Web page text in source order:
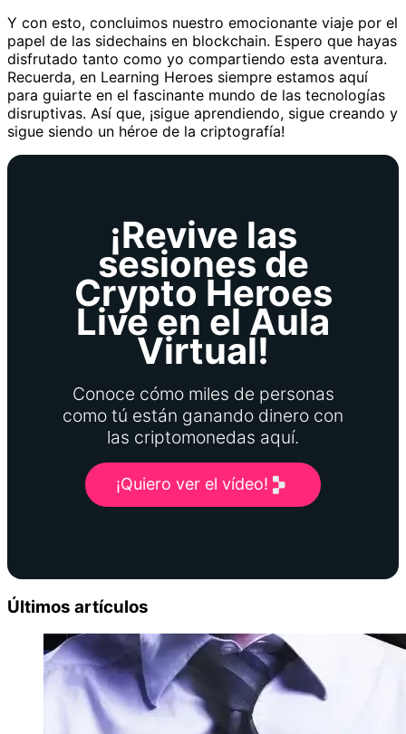
Y con esto, concluimos nuestro emocionante viaje por el
papel de las sidechains en blockchain. Espero que hayas
disfrutado tanto como yo compartiendo esta aventura.
Recuerda, en Learning Heroes siempre estamos aquí
para guiarte en el fascinante mundo de las tecnologías
disruptivas. Así que, ¡sigue aprendiendo, sigue creando y
sigue siendo un héroe de la criptografía!
¡Revive las
sesiones de
Crypto Heroes
Live en el Aula
Virtual!
Conoce cómo miles de personas
como tú están ganando dinero con
las criptomonedas aquí.
¡Quiero ver el vídeo!
Últimos artículos